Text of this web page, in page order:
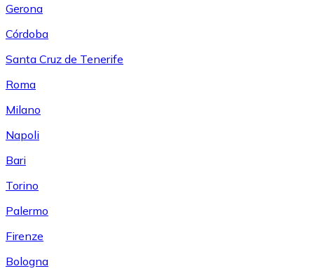
Gerona
Córdoba
Santa Cruz de Tenerife
Roma
Milano
Napoli
Bari
Torino
Palermo
Firenze
Bologna